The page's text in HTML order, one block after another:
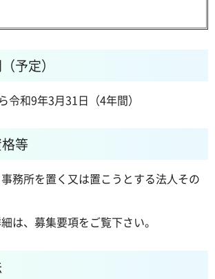
予定）
令和9年3月31日（4年間）
等
務所を置く又は置こうとする法人その
は、募集要項をご覧下さい。